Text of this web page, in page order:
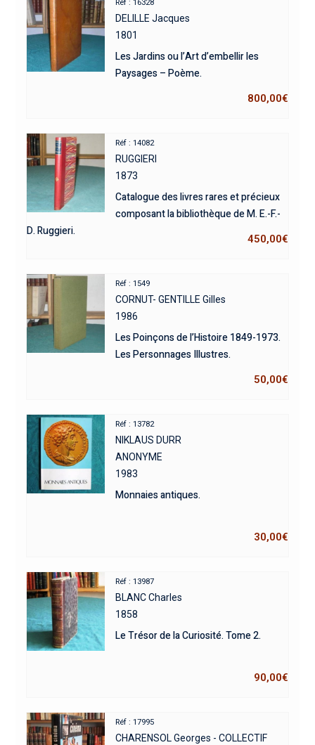
Réf : 16328
DELILLE Jacques
1801
Les Jardins ou l’Art d’embellir les
Paysages – Poème.
800,00€
Réf : 14082
RUGGIERI
1873
Catalogue des livres rares et précieux
composant la bibliothèque de M. E.-F.-
D. Ruggieri.
450,00€
Réf : 1549
CORNUT- GENTILLE Gilles
1986
Les Poinçons de l’Histoire 1849-1973.
Les Personnages Illustres.
50,00€
Réf : 13782
NIKLAUS DURR
ANONYME
1983
Monnaies antiques.
30,00€
Réf : 13987
BLANC Charles
1858
Le Trésor de la Curiosité. Tome 2.
90,00€
Réf : 17995
CHARENSOL Georges - COLLECTIF